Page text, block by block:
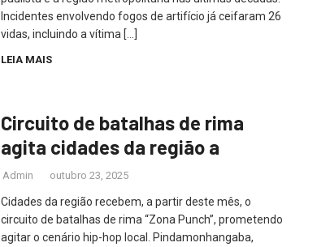
Incidentes envolvendo fogos de artifício já ceifaram 26
vidas, incluindo a vítima […]
LEIA MAIS
Circuito de batalhas de rima
agita cidades da região a
Admin outubro 23, 2025
Cidades da região recebem, a partir deste mês, o
circuito de batalhas de rima “Zona Punch”, prometendo
agitar o cenário hip-hop local. Pindamonhangaba,